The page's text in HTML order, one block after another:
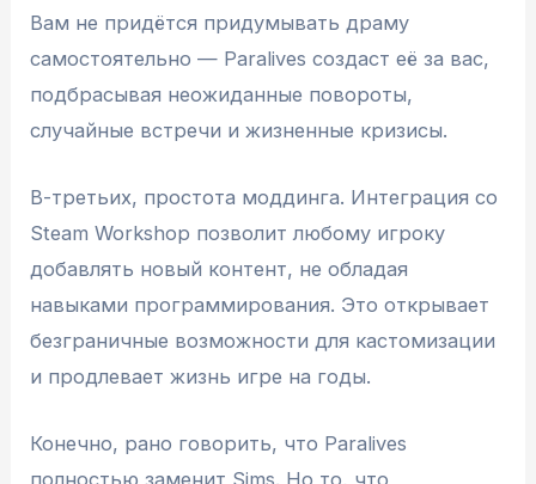
Вам не придётся придумывать драму
самостоятельно — Paralives создаст её за вас,
подбрасывая неожиданные повороты,
случайные встречи и жизненные кризисы.
В-третьих, простота моддинга. Интеграция со
Steam Workshop позволит любому игроку
добавлять новый контент, не обладая
навыками программирования. Это открывает
безграничные возможности для кастомизации
и продлевает жизнь игре на годы.
Конечно, рано говорить, что Paralives